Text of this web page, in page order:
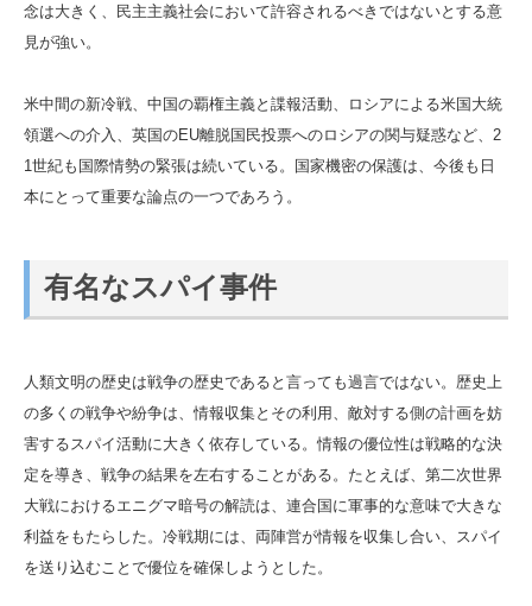
念は大きく、民主主義社会において許容されるべきではないとする意
見が強い。
米中間の新冷戦、中国の覇権主義と諜報活動、ロシアによる米国大統
領選への介入、英国のEU離脱国民投票へのロシアの関与疑惑など、2
1世紀も国際情勢の緊張は続いている。国家機密の保護は、今後も日
本にとって重要な論点の一つであろう。
有名なスパイ事件
人類文明の歴史は戦争の歴史であると言っても過言ではない。歴史上
の多くの戦争や紛争は、情報収集とその利用、敵対する側の計画を妨
害するスパイ活動に大きく依存している。情報の優位性は戦略的な決
定を導き、戦争の結果を左右することがある。たとえば、第二次世界
大戦におけるエニグマ暗号の解読は、連合国に軍事的な意味で大きな
利益をもたらした。冷戦期には、両陣営が情報を収集し合い、スパイ
を送り込むことで優位を確保しようとした。